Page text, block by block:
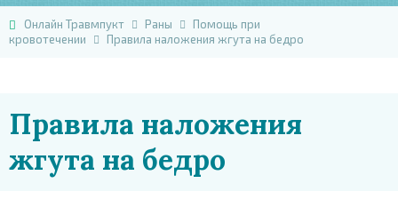
Онлайн Травмпукт Раны
Помощь при
кровотечении
Правила наложения жгута на бедро
Правила наложения
жгута на бедро